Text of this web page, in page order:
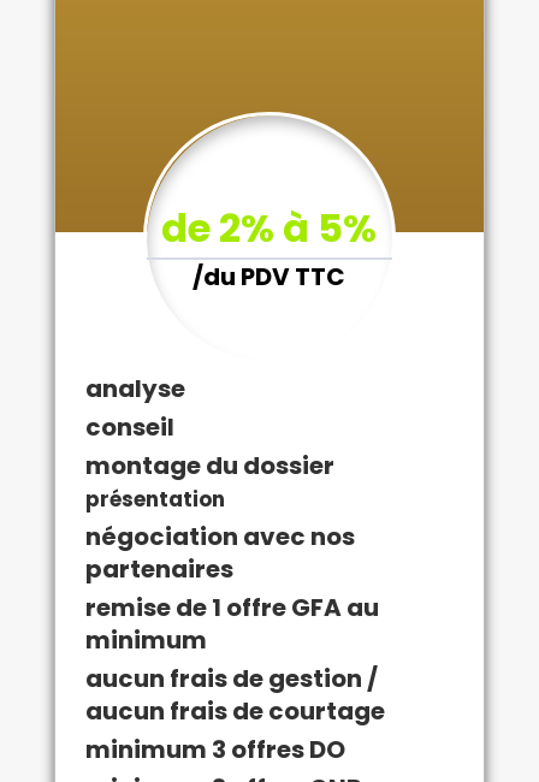
de 2% à 5%
/du PDV TTC
analyse
conseil
montage du dossier
présentation
négociation avec nos
partenaires
remise de 1 offre GFA au
minimum
aucun frais de gestion /
aucun frais de courtage
minimum 3 offres DO